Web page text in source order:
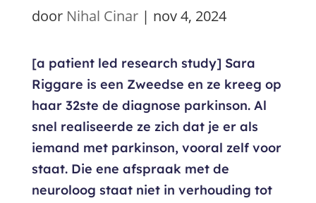
door Nihal Cinar| nov 4, 2024
[a patient led research study] Sara
Riggare is een Zweedse en ze kreeg op
haar 32ste de diagnose parkinson. Al
snel realiseerde ze zich dat je er als
iemand met parkinson, vooral zelf voor
staat. Die ene afspraak met de
neuroloog staat niet in verhouding tot